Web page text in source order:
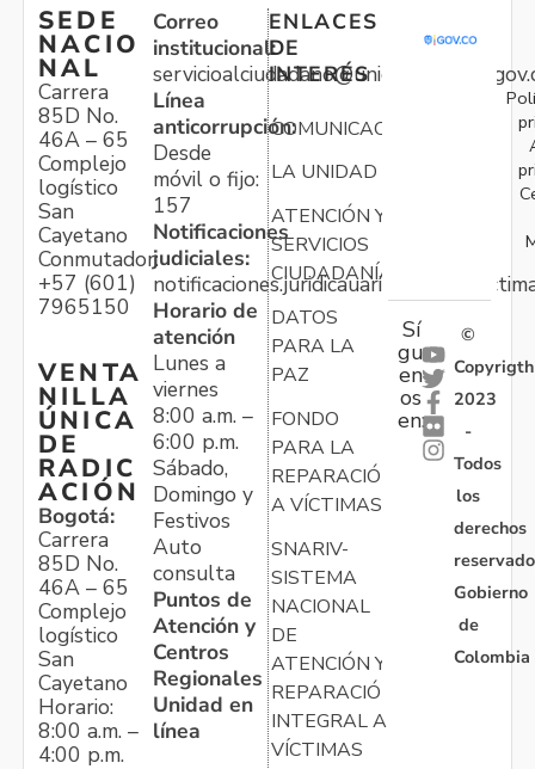
SEDE
NACIO
NAL
Carrera
85D No.
46A – 65
Complejo
logístico
San
Cayetano
Conmutador:
+57 (601)
7965150
VENTA
NILLA
ÚNICA
DE
RADIC
ACIÓN
Bogotá:
Carrera
85D No.
46A – 65
Complejo
logístico
San
Cayetano
Horario:
8:00 a.m. –
4:00 p.m.
Correo
institucional:
Línea
anticorrupción:
Desde
móvil o fijo:
157
Notificaciones
judiciales:
Horario de
atención
Lunes a
viernes
8:00 a.m. –
6:00 p.m.
Sábado,
Domingo y
Festivos
Auto
consulta
Puntos de
Atención y
Centros
Regionales
Unidad en
línea
ENLACES
DE
INTERÉS
COMUNICACIONES
LA UNIDAD
ATENCIÓN Y
SERVICIOS
CIUDADANÍA
DATOS
PARA LA
PAZ
FONDO
PARA LA
REPARACIÓN
A VÍCTIMAS
SNARIV-
SISTEMA
NACIONAL
DE
ATENCIÓN Y
REPARACIÓN
INTEGRAL A
VÍCTIMAS
Sí
gu
en
os
en:
©
Copyrigth
2023
-
Todos
los
derechos
Gobierno
de
Colombia